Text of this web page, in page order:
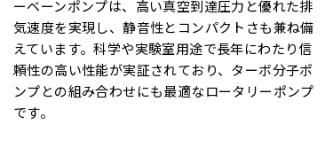
ーベーンポンプは、高い真空到達圧力と優れた排
気速度を実現し、静音性とコンパクトさも兼ね備
えています。科学や実験室用途で長年にわたり信
頼性の高い性能が実証されており、ターボ分子ポ
ンプとの組み合わせにも最適なロータリーポンプ
です。